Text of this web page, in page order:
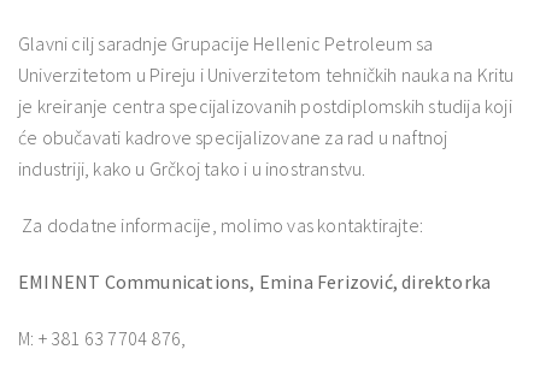
Glavni cilj saradnje Grupacije Hellenic Petroleum sa
Univerzitetom u Pireju i Univerzitetom tehničkih nauka na Kritu
je kreiranje centra specijalizovanih postdiplomskih studija koji
će obučavati kadrove specijalizovane za rad u naftnoj
industriji, kako u Grčkoj tako i u inostranstvu.
Za dodatne informacije, molimo vas kontaktirajte:
EMINENT Communications, Emina Ferizović, direktorka
M: + 381 63 7704 876,